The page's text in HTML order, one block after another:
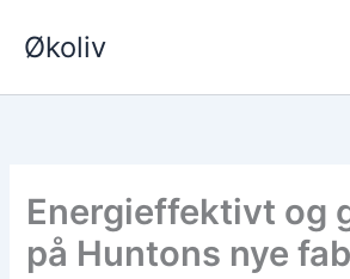
rett
innholdet
Økoliv
Energieffektivt og
på Huntons nye